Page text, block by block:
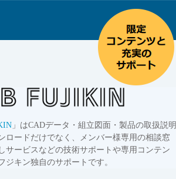
」はCADデータ・組立図面・製品の取扱説明
ロードだけでなく、メンバー様専用の相談窓
サービスなどの技術サポートや専用コンテン
ジキン独自のサポートです。